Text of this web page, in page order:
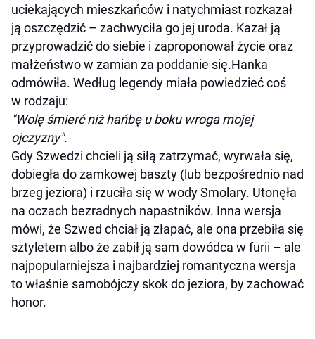
uciekających mieszkańców i natychmiast rozkazał
ją oszczędzić – zachwyciła go jej uroda. Kazał ją
przyprowadzić do siebie i zaproponował życie oraz
małżeństwo w zamian za poddanie się.Hanka
odmówiła. Według legendy miała powiedzieć coś
w rodzaju:
"Wolę śmierć niż hańbę u boku wroga mojej
ojczyzny".
Gdy Szwedzi chcieli ją siłą zatrzymać, wyrwała się,
dobiegła do zamkowej baszty (lub bezpośrednio nad
brzeg jeziora) i rzuciła się w wody Smolary. Utonęła
na oczach bezradnych napastników. Inna wersja
mówi, że Szwed chciał ją złapać, ale ona przebiła się
sztyletem albo że zabił ją sam dowódca w furii – ale
najpopularniejsza i najbardziej romantyczna wersja
to właśnie samobójczy skok do jeziora, by zachować
honor.